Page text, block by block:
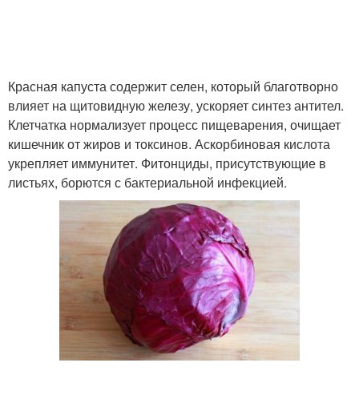
Красная капуста содержит селен, который благотворно
влияет на щитовидную железу, ускоряет синтез антител.
Клетчатка нормализует процесс пищеварения, очищает
кишечник от жиров и токсинов. Аскорбиновая кислота
укрепляет иммунитет. Фитонциды, присутствующие в
листьях, борются с бактериальной инфекцией.